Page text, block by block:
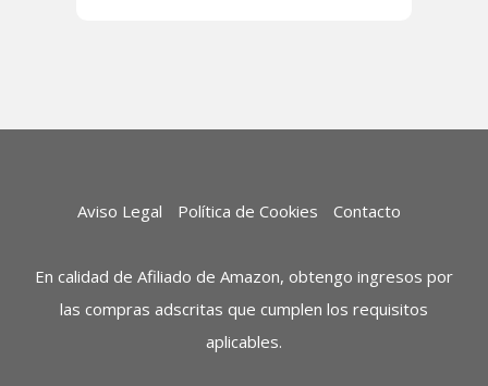
Aviso Legal Política de Cookies Contacto
En calidad de Afiliado de Amazon, obtengo ingresos por
las compras adscritas que cumplen los requisitos
aplicables.